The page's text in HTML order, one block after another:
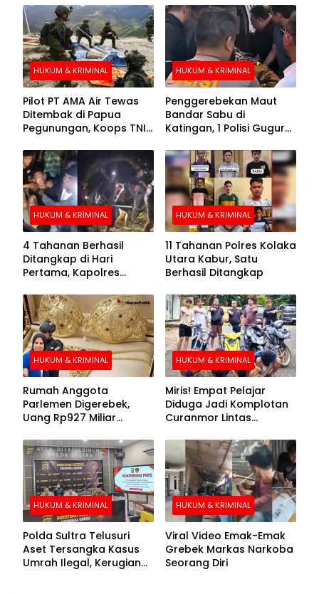
HUKUM & KRIMINAL
Pilot PT AMA Air Tewas
Ditembak di Papua
Pegunungan, Koops TNI
Evakuasi Jenazah
Korban
HUKUM & KRIMINAL
Penggerebekan Maut
Bandar Sabu di
Katingan, 1 Polisi Gugur
HUKUM & KRIMINAL
4 Tahanan Berhasil
Ditangkap di Hari
Pertama, Kapolres
Buronan Segera
Menyerahkan Diri
HUKUM & KRIMINAL
11 Tahanan Polres Kolaka
Utara Kabur, Satu
Berhasil Ditangkap
HUKUM & KRIMINAL
Rumah Anggota
Parlemen Digerebek,
Uang Rp927 Miliar
HUKUM & KRIMINAL
Miris! Empat Pelajar
Diduga Jadi Komplotan
Curanmor Lintas
HUKUM & KRIMINAL
Polda Sultra Telusuri
Aset Tersangka Kasus
Umrah Ilegal, Kerugian
HUKUM & KRIMINAL
Viral Video Emak-Emak
Grebek Markas Narkoba
Seorang Diri